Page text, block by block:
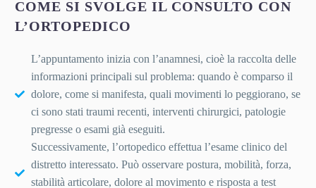
COME SI SVOLGE IL CONSULTO CON
L’ORTOPEDICO
L’appuntamento inizia con l’anamnesi, cioè la raccolta delle
informazioni principali sul problema: quando è comparso il
dolore, come si manifesta, quali movimenti lo peggiorano, se
ci sono stati traumi recenti, interventi chirurgici, patologie
pregresse o esami già eseguiti.
Successivamente, l’ortopedico effettua l’esame clinico del
distretto interessato. Può osservare postura, mobilità, forza,
stabilità articolare, dolore al movimento e risposta a test